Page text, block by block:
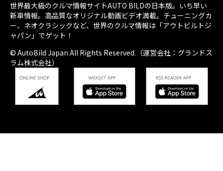
世界最大級のクルマ情報サイトAUTO BILDの日本版。いち早い
新車情報。高品質なオリジナル動画ビデオ満載。チューニングカ
ー、ネオクラシックなど、世界のクルマ情報は「アウトビルトジ
ャパン」でゲット！
© AutoBild Japan All Rights Reserved.（運営会社：グランドス
ラム株式会社）